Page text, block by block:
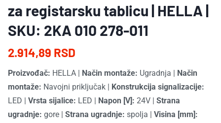
za registarsku tablicu | HELLA |
SKU: 2KA 010 278-011
2.914,89 RSD
Proizvođač: HELLA Način montaže: Ugradnja
Način
montaže: Navojni priključak
Konstrukcija signalizacije:
LED
Vrsta sijalice: LED Napon [V]: 24V
Strana
ugradnje: gore Strana ugradnje: spolja
Visina [mm]: